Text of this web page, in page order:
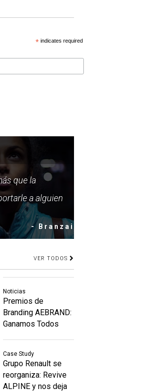
*indicates required
que la
a alguien
- Branzai
VER TODOS
Noticias
Premios de
Branding AEBRAND:
Ganamos Todos
Case Study
Grupo Renault se
reorganiza: Revive
ALPINE y nos deja